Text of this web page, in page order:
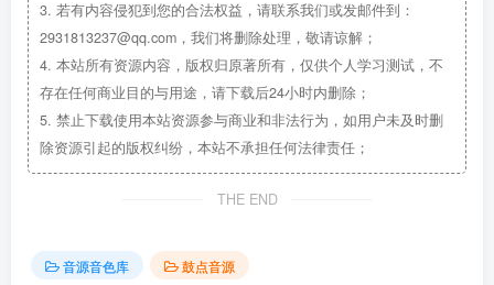
3. 若有内容侵犯到您的合法权益，请联系我们或发邮件到：
2931813237@qq.com，我们将删除处理，敬请谅解；
4. 本站所有资源内容，版权归原著所有，仅供个人学习测试，不
存在任何商业目的与用途，请下载后24小时内删除；
5. 禁止下载使用本站资源参与商业和非法行为，如用户未及时删
除资源引起的版权纠纷，本站不承担任何法律责任；
THE END
音源音色库 鼓点音源